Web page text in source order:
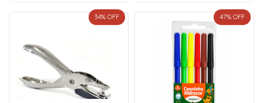
34% OFF 47% OFF